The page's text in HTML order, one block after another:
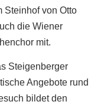
Steinhof von Otto
die Wiener
mit.
Steigenberger
Angebote rund
bildet den